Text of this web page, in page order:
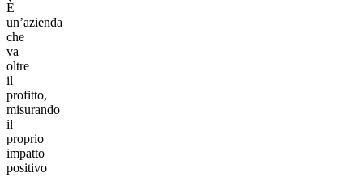
È
un’azienda
che
va
oltre
il
profitto,
misurando
il
proprio
impatto
positivo